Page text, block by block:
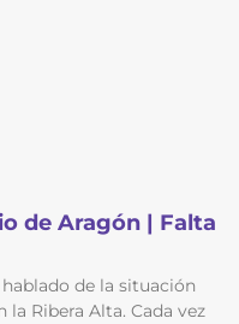
de Aragón | Falta
de la situación
Ribera Alta. Cada vez